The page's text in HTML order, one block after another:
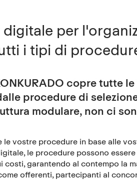
per
i tipi di
copre tutte
procedure di
modulare, non ci
le vostre procedure in base alle
le procedure possono
costi, garantendo al contempo la
offerenti, partecipanti al